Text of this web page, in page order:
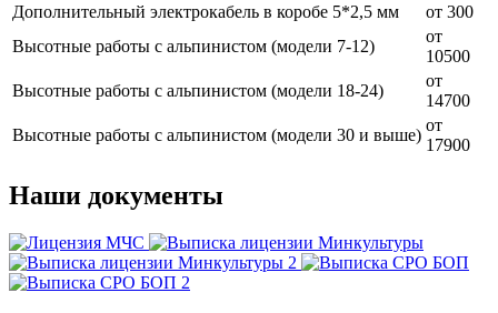
Дополнительный электрокабель в коробе 5*2,5 мм
от 300
Высотные работы с альпинистом (модели 7-12)
от
10500
Высотные работы с альпинистом (модели 18-24)
от
14700
Высотные работы с альпинистом (модели 30 и выше)
от
17900
Наши документы